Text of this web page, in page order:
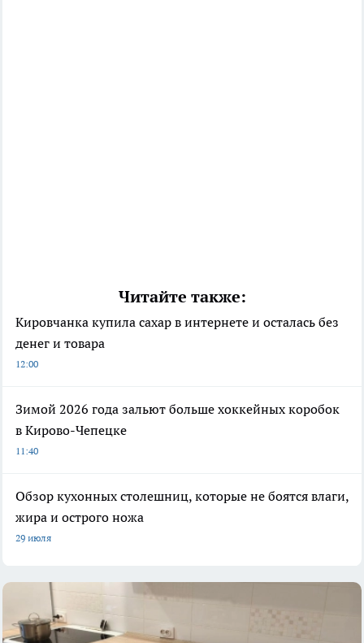
Читайте также:
Кировчанка купила сахар в интернете и осталась без
денег и товара
12:00
Зимой 2026 года зальют больше хоккейных коробок
в Кирово-Чепецке
11:40
Обзор кухонных столешниц, которые не боятся влаги,
жира и острого ножа
29 июля